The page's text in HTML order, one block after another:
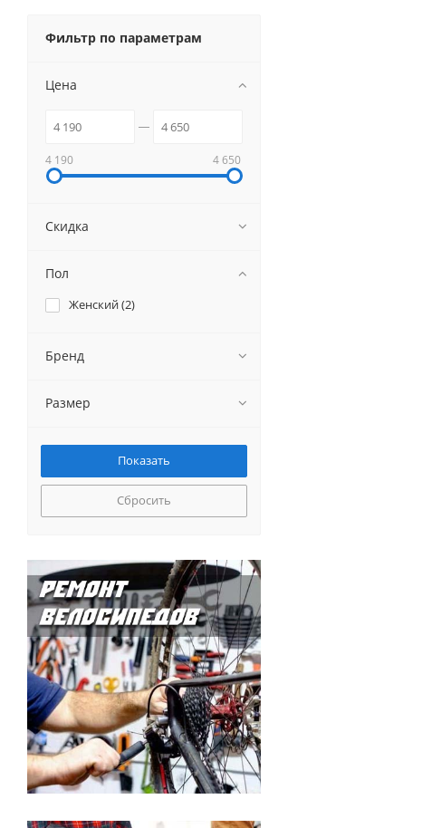
Фильтр по параметрам
Цена
4 190 4 650
Скидка
Пол
Женский (2)
Бренд
Размер
Сбросить